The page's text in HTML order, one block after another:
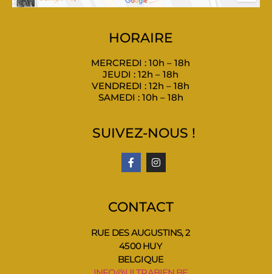
HORAIRE
MERCREDI : 10h – 18h
JEUDI : 12h – 18h
VENDREDI : 12h – 18h
SAMEDI : 10h – 18h
SUIVEZ-NOUS !
CONTACT
RUE DES AUGUSTINS, 2
4500 HUY
BELGIQUE